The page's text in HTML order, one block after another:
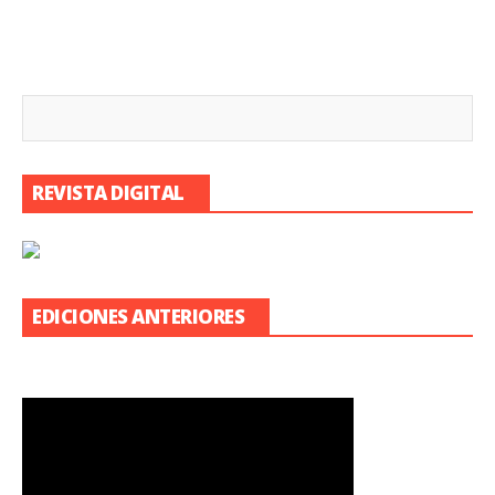
REVISTA DIGITAL
EDICIONES ANTERIORES